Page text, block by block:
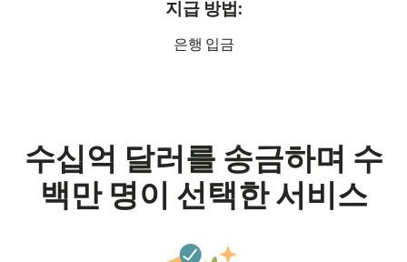
지급 방법:
은행 입금
수십억 달러를 송금하며 수
백만 명이 선택한 서비스